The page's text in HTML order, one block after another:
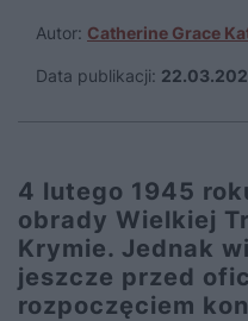
Autor: Catherine Grace
Data publikacji:
4 lutego 1945
obrady Wielkiej
Krymie. Jednak
jeszcze przed
rozpoczęciem